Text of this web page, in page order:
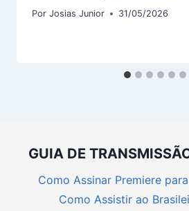
Por Josias Junior 31/05/2026
GUIA DE
Como Assinar Premiere
Como Assistir ao